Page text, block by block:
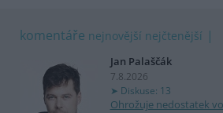
komentáře nejnovější nejčtenější
Jan Palaščák
7.8.2026
Diskuse: 13
Ohrožuje nedostatek